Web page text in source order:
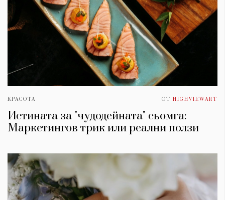
КРАСОТА ОТ HIGHVIEWART
Истината за "чудодейната" сьомга:
Маркетингов трик или реални ползи